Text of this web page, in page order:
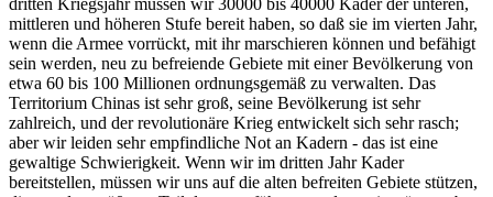
dritten Kriegsjahr müssen wir 30000 bis 40000 Kader der unteren,
mittleren und höheren Stufe bereit haben, so daß sie im vierten Jahr,
wenn die Armee vorrückt, mit ihr marschieren können und befähigt
sein werden, neu zu befreiende Gebiete mit einer Bevölkerung von
etwa 60 bis 100 Millionen ordnungsgemäß zu verwalten. Das
Territorium Chinas ist sehr groß, seine Bevölkerung ist sehr
zahlreich, und der revolutionäre Krieg entwickelt sich sehr rasch;
aber wir leiden sehr empfindliche Not an Kadern - das ist eine
gewaltige Schwierigkeit. Wenn wir im dritten Jahr Kader
bereitstellen, müssen wir uns auf die alten befreiten Gebiete stützen,